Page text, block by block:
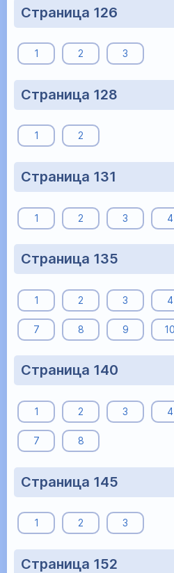
Страница 126
1 2 3
Страница 128
1 2
Страница 131
1 2 3 4
Страница 135
1 2 3 4
7 8 9 10
Страница 140
1 2 3 4
7 8
Страница 145
1 2 3
Страница 152